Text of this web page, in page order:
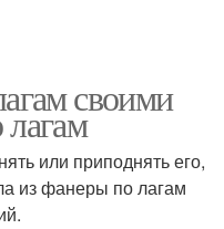
своими
или приподнять его,
из фанеры по лагам